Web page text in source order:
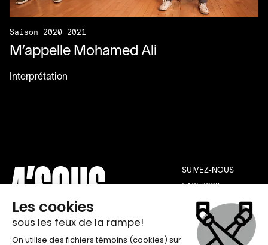
Saison 2020-2021
M’appelle Mohamed Ali
Interprétation
SUIVEZ-NOUS
FACEBOOK
YOUTUBE